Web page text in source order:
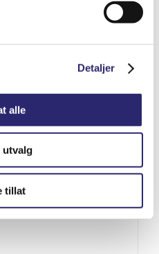
Detaljer
alle
utvalg
tillat